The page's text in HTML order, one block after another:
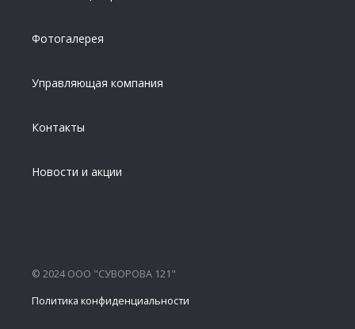
Фотогалерея
Управляющая компания
Контакты
Новости и акции
© 2024 ООО "СУВОРОВА 121"
Политика конфиденциальности